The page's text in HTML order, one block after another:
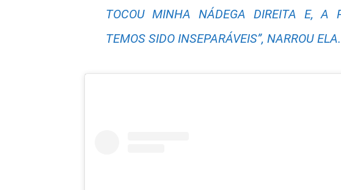
TOCOU MINHA NÁDEGA DIREITA E, A
TEMOS SIDO INSEPARÁVEIS”, NARROU ELA.